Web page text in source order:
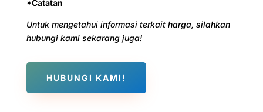
*Catatan
Untuk mengetahui informasi terkait harga, silahkan
hubungi kami sekarang juga!
HUBUNGI KAMI!